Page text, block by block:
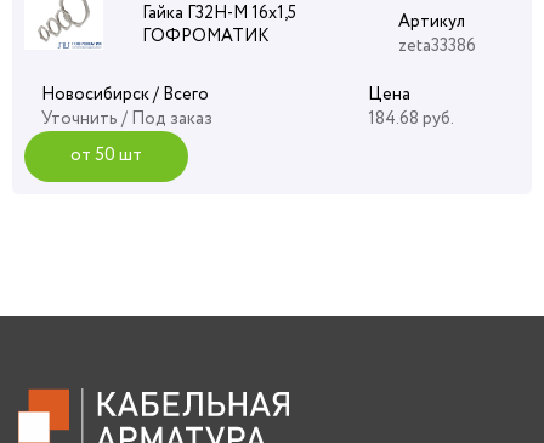
Гайка Г32Н-М 16х1,5
ГОФРОМАТИК
Артикул
zeta33386
Новосибирск / Всего
Уточнить / Под заказ
Цена
184.68 руб.
от 50 шт